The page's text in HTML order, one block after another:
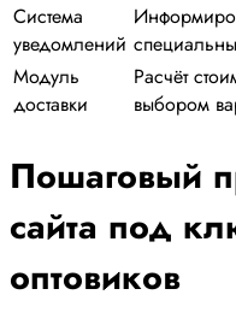
Система
уведомлений
Модуль
доставки
Расчёт
выбором
Пошаговый
сайта под
оптовиков